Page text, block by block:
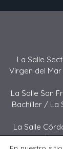
La Salle
Virgen del
La Salle San
Bachiller / La
La Salle
Pastor /La